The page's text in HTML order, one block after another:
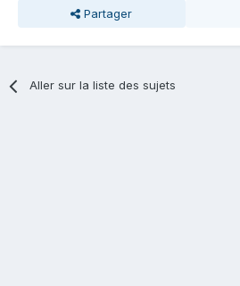
Partager
Aller sur la liste des sujets